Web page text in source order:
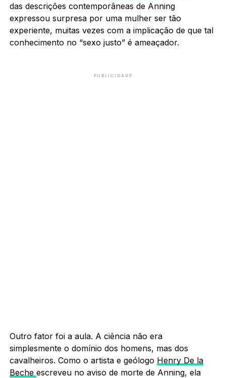
das descrições contemporâneas de Anning
expressou surpresa por uma mulher ser tão
experiente, muitas vezes com a implicação de que tal
conhecimento no “sexo justo” é ameaçador.
PUBLICIDADE
Outro fator foi a aula. A ciência não era
simplesmente o domínio dos homens, mas dos
cavalheiros. Como o artista e geólogo Henry De la
Beche escreveu no aviso de morte de Anning, ela